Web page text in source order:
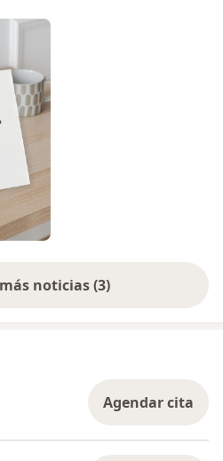
Mostrar más noticias (3)
Agendar cita